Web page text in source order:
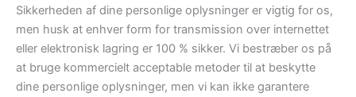
Sikkerheden af ​​dine personlige oplysninger er vigtig for os,
men husk at enhver form for transmission over internettet
eller elektronisk lagring er 100 % sikker. Vi bestræber os på
at bruge kommercielt acceptable metoder til at beskytte
dine personlige oplysninger, men vi kan ikke garantere